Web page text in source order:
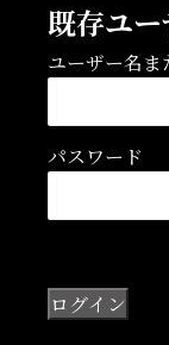
既存ユ
ユーザー名ま
パスワード